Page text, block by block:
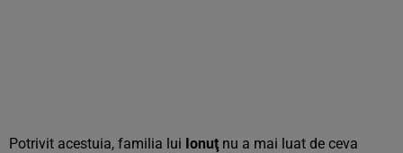
Potrivit acestuia, familia lui Ionuţ nu a mai luat de ceva